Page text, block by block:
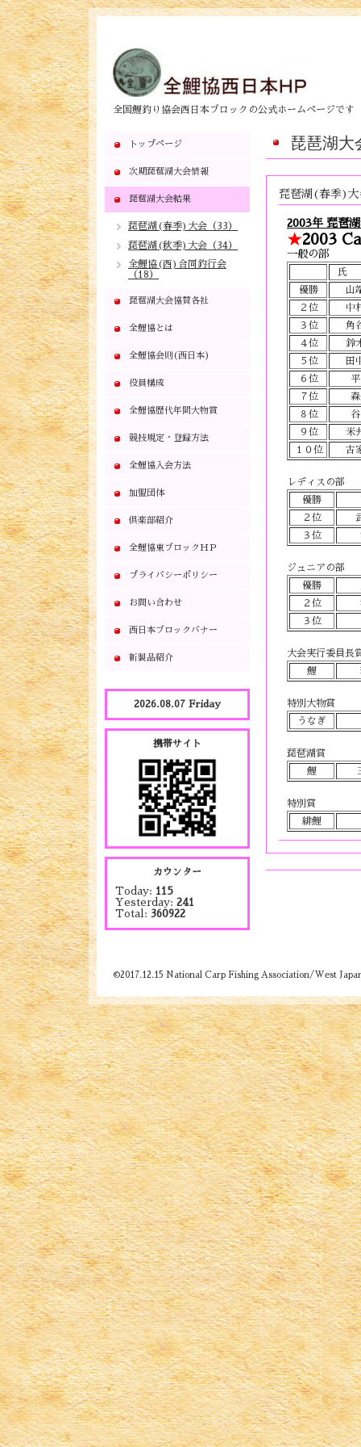
全国鯉釣り協会西日本ブロックの公式ホームページです
琵琶湖大
琵琶湖(春季)大
2003年 琵琶
★2003
一般の部
優勝
山
２位
中
３位
角
４位
鈴
５位
田
６位
７位
８位
９位
米
１０位
古
レディスの部
優勝
２位
３位
ジュニアの部
優勝
２位
３位
大会実行委員長
鯉
特別大物賞
うなぎ
琵琶湖賞
鯉
特別賞
緋鯉
トップページ
次期琵琶湖大会情報
琵琶湖大会結果
琵琶湖(春季)大会（33）
琵琶湖(秋季)大会（34）
全鯉協(西)合同釣行会
（18）
琵琶湖大会協賛各社
全鯉協とは
全鯉協会則(西日本)
役員構成
全鯉協歴代年間大物賞
競技規定・登録方法
全鯉協入会方法
加盟団体
倶楽部紹介
全鯉協東ブロックＨＰ
プライバシーポリシー
お問い合わせ
西日本ブロックバナー
新製品紹介
2026.08.07 Friday
携帯サイト
カウンター
Today: 115
Yesterday: 241
Total: 360922
©2017.12.15 National Carp Fishing Association/West